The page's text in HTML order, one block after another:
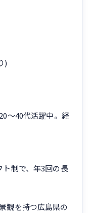
)
〜40代活躍中。経
制で、年3回の長
観を持つ広島県の